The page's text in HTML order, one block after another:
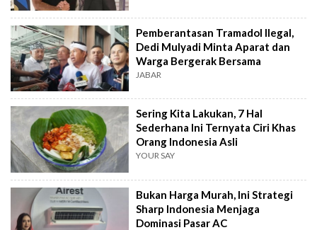
Pemberantasan Tramadol Ilegal,
Dedi Mulyadi Minta Aparat dan
Warga Bergerak Bersama
JABAR
Sering Kita Lakukan, 7 Hal
Sederhana Ini Ternyata Ciri Khas
Orang Indonesia Asli
YOUR SAY
Bukan Harga Murah, Ini Strategi
Sharp Indonesia Menjaga
Dominasi Pasar AC